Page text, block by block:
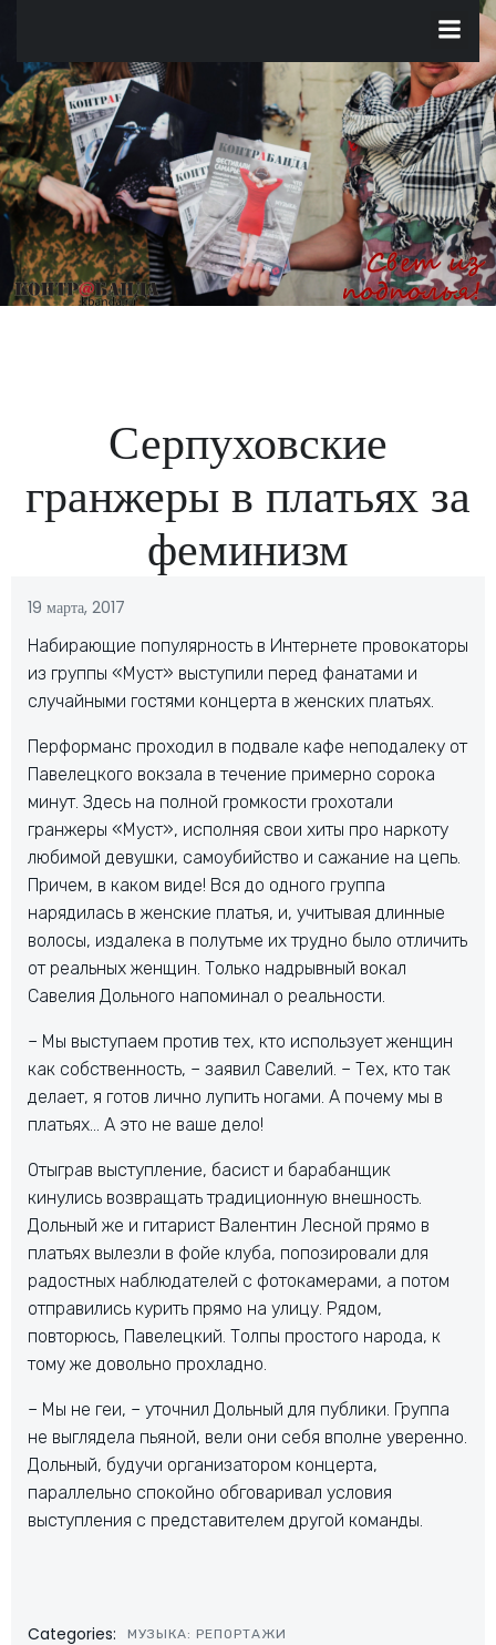
содержимому
Серпуховские
гранжеры в платьях за
феминизм
19 марта, 2017
Набирающие популярность в Интернете провокаторы
из группы «Муст» выступили перед фанатами и
случайными гостями концерта в женских платьях.
Перформанс проходил в подвале кафе неподалеку от
Павелецкого вокзала в течение примерно сорока
минут. Здесь на полной громкости грохотали
гранжеры «Муст», исполняя свои хиты про наркоту
любимой девушки, самоубийство и сажание на цепь.
Причем, в каком виде! Вся до одного группа
нарядилась в женские платья, и, учитывая длинные
волосы, издалека в полутьме их трудно было отличить
от реальных женщин. Только надрывный вокал
Савелия Дольного напоминал о реальности.
– Мы выступаем против тех, кто использует женщин
как собственность, – заявил Савелий. – Тех, кто так
делает, я готов лично лупить ногами. А почему мы в
платьях… А это не ваше дело!
Отыграв выступление, басист и барабанщик
кинулись возвращать традиционную внешность.
Дольный же и гитарист Валентин Лесной прямо в
платьях вылезли в фойе клуба, попозировали для
радостных наблюдателей с фотокамерами, а потом
отправились курить прямо на улицу. Рядом,
повторюсь, Павелецкий. Толпы простого народа, к
тому же довольно прохладно.
– Мы не геи, – уточнил Дольный для публики. Группа
не выглядела пьяной, вели они себя вполне уверенно.
Дольный, будучи организатором концерта,
параллельно спокойно обговаривал условия
выступления с представителем другой команды.
Categories: МУЗЫКА: РЕПОРТАЖИ